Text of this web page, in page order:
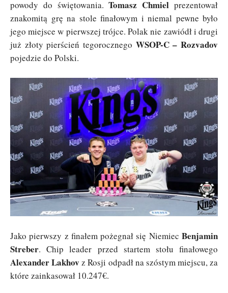
powody do świętowania.Tomasz Chmiel prezentował
znakomitą grę na stole finałowym i niemal pewne było
jego miejsce w pierwszej trójce. Polak nie zawiódł i drugi
już złoty pierścień tegorocznego WSOP-C – Rozvadov
pojedzie do Polski.
Jako pierwszy z finałem pożegnał się Niemiec Benjamin
Streber. Chip leader przed startem stołu finałowego
Alexander Lakhovz Rosji odpadł na szóstym miejscu, za
które zainkasował 10.247€.